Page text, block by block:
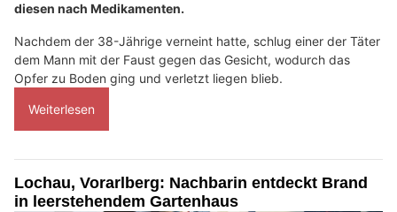
diesen nach Medikamenten.
Nachdem der 38-Jährige verneint hatte, schlug einer der Täter
dem Mann mit der Faust gegen das Gesicht, wodurch das
Opfer zu Boden ging und verletzt liegen blieb.
Weiterlesen
Lochau, Vorarlberg: Nachbarin entdeckt Brand
in leerstehendem Gartenhaus